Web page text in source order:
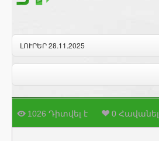
ԼՈՒՐԵՐ 28.11.2025
1026 Դիտվել է 0 Հավանել